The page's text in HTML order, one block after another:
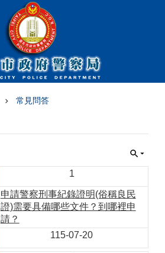
常見問答
1
申請警察刑事紀錄證明(俗稱良民
證)需要具備哪些文件？到哪裡申
請？
115-07-20